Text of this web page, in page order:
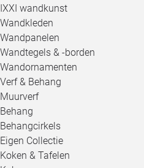
IXXI wandkunst
Wandkleden
Wandpanelen
Wandtegels & -borden
Wandornamenten
Verf & Behang
Muurverf
Behang
Behangcirkels
Eigen Collectie
Koken & Tafelen